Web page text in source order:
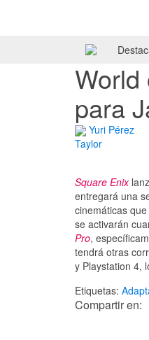
World
para
Yuri Pérez
Taylor
Square Enix
entregará una
cinemáticas
se activarán
Pro,
tendrá otras
y Playstation 4,
Etiquetas:
Compartir en: